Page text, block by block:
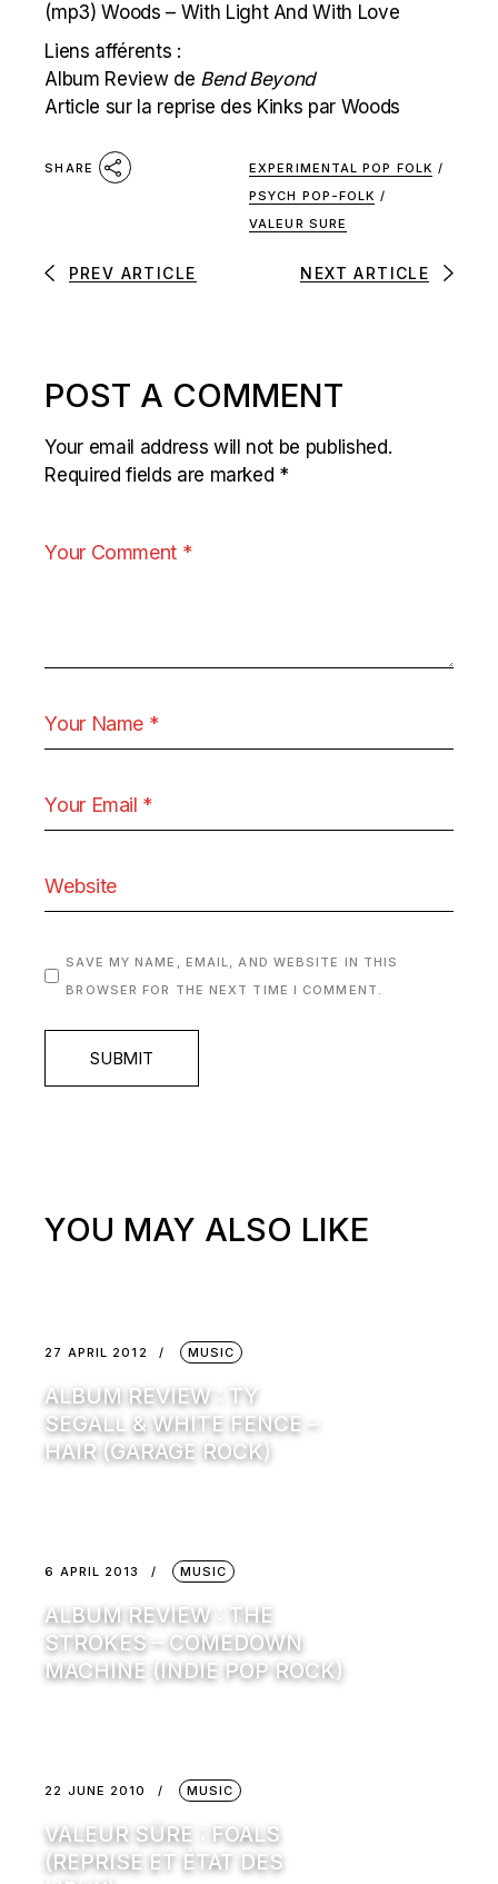
(mp3)Woods – With Light And With Love
Liens afférents :
Album Review de Bend Beyond
Article sur la reprise des Kinks par Woods
SHARE EXPERIMENTAL POP FOLK /
PSYCH POP-FOLK /
VALEUR SURE
PREV ARTICLE NEXT ARTICLE
POST A COMMENT
Your email address will not be published.
Required fields are marked *
SAVE MY NAME, EMAIL, AND WEBSITE IN THIS
BROWSER FOR THE NEXT TIME I COMMENT.
SUBMIT
YOU MAY ALSO LIKE
27 APRIL 2012 MUSIC
ALBUM REVIEW : TY
SEGALL & WHITE FENCE –
HAIR (GARAGE ROCK)
6 APRIL 2013 MUSIC
ALBUM REVIEW : THE
STROKES – COMEDOWN
MACHINE (INDIE POP ROCK)
22 JUNE 2010 MUSIC
VALEUR SÛRE : FOALS
(REPRISE ET ÉTAT DES